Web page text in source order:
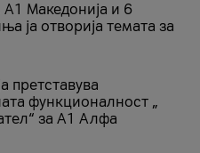
A1 Македонија и 6
ја отворија темата за
претставува
функционалност „
за А1 Алфа